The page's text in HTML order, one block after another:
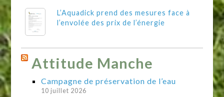
L’Aquadick prend des mesures face à
l’envolée des prix de l’énergie
Attitude Manche
Campagne de préservation de l’eau
10 juillet 2026